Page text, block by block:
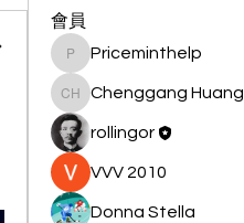
會員
Priceminthelp
Priceminthelp
Chenggang Huang
Chenggang Huang
rollingor
VVV 2010
Donna Stella